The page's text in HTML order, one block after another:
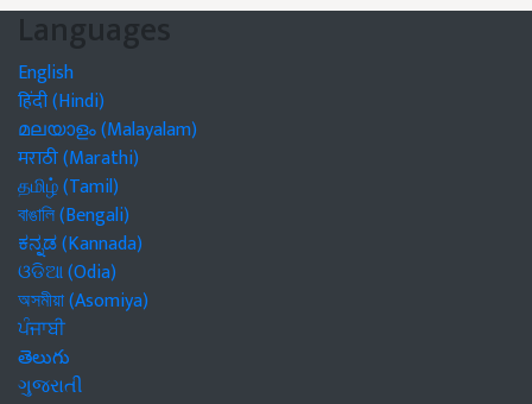
Languages
English
हिंदी (Hindi)
മലയാളം (Malayalam)
मराठी (Marathi)
தமிழ் (Tamil)
বাঙালি (Bengali)
ಕನ್ನಡ (Kannada)
ଓଡିଆ (Odia)
অসমীয়া (Asomiya)
ਪੰਜਾਬੀ
తెలుగు
ગુજરાતી